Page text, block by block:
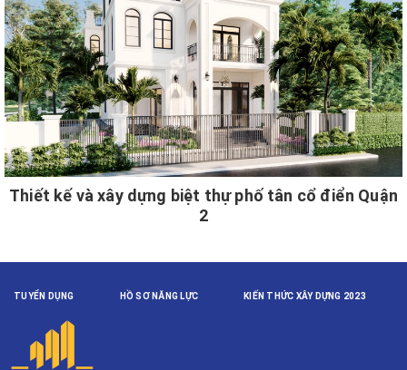
Thiết kế và xây dựng biệt thự phố tân cổ điển Quận
2
TUYỂN DỤNG HỒ SƠ NĂNG LỰC KIẾN THỨC XÂY DỰNG 2023